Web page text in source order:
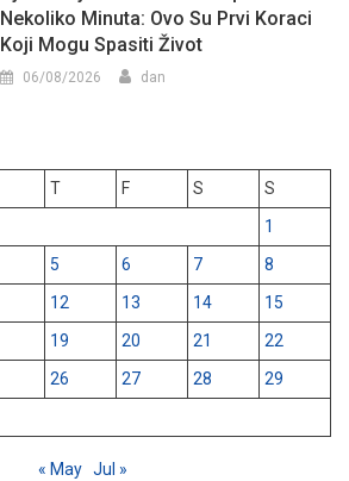
Nekoliko Minuta: Ovo Su Prvi Koraci
Koji Mogu Spasiti Život
06/08/2026 dan
T F S
S
1
5 6 7
8
12 13 14
15
19 20 21
22
26 27 28
29
« May Jul »